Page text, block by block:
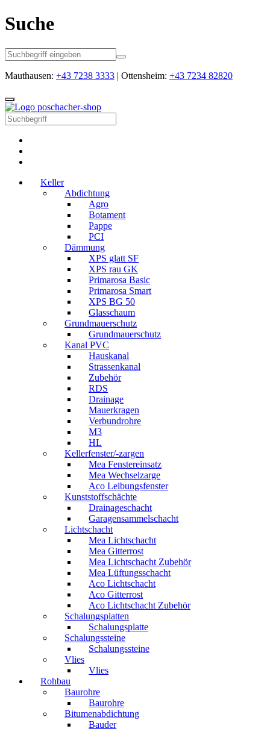
Suche
Mauthausen: +43 7238 3333 | Ottensheim: +43 7234 82820
Keller
Abdichtung
Agro
Botament
Pappe
PCI
Dämmung
XPS glatt SF
XPS rau GK
Primarosa Basic
Primarosa Smart
XPS BG 50
Glasschaum
Grundmauerschutz
Grundmauerschutz
Kanal PVC
Hauskanal
Strassenkanal
Zubehör
RDS
Drainage
Mauerkragen
Verbundrohre
M3
HL
Kellerfenster/-zargen
Mea Fenstereinsatz
Mea Wechselzarge
Aco Leibungsfenster
Kunststoffschächte
Drainageschacht
Garagensammelschacht
Lichtschacht
Mea Lichtschacht
Mea Gitterrost
Mea Lichtschacht Zubehör
Mea Lüftungsschacht
Aco Lichtschacht
Aco Gitterrost
Aco Lichtschacht Zubehör
Schalungsplatten
Schalungsplatte
Schalungssteine
Schalungssteine
Vlies
Vlies
Rohbau
Baurohre
Baurohre
Bitumenabdichtung
Bauder